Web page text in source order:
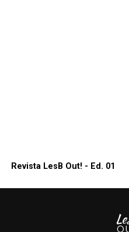
Revista LesB Out! - Ed. 01